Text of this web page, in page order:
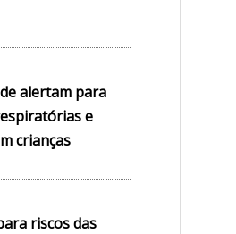
alertam para
e
crianças
riscos das